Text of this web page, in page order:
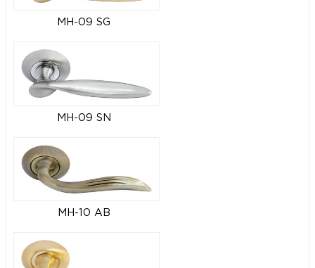
MH-09 SG
MH-09 SN
MH-10 AB